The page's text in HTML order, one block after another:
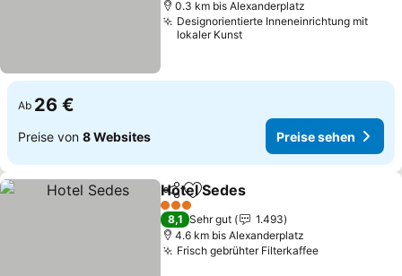
0.3 km bis Alexanderplatz
Designorientierte Inneneinrichtung mit
lokaler Kunst
Ab 26 €
Preise von 8 Websites Preise sehen
TeilenZu Favoriten hinzufügen
Hotel Sedes
3 Sterne
8,1 Sehr gut
1.493
4.6 km bis Alexanderplatz
Frisch gebrühter Filterkaffee